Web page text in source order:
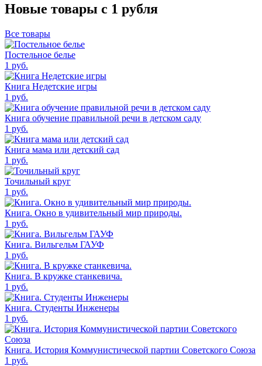
Новые товары с 1 рубля
Все товары
Постельное белье
1 руб.
Книга Недетские игры
1 руб.
Книга обучение правильной речи в детском саду
1 руб.
Книга мама или детский сад
1 руб.
Точильный круг
1 руб.
Книга. Окно в удивительный мир природы.
1 руб.
Книга. Вильгельм ГАУФ
1 руб.
Книга. В кружке станкевича.
1 руб.
Книга. Студенты Инженеры
1 руб.
Книга. История Коммунистической партии Советского Союза
1 руб.